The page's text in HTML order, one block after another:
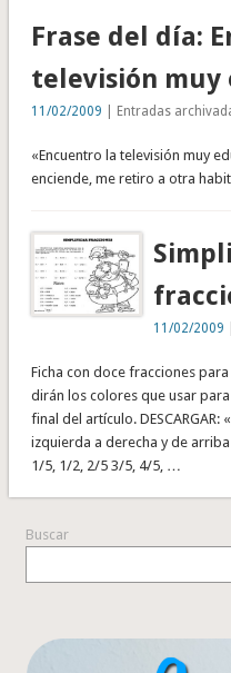
Frase del día:
televisión
11/02/2009 | Entradas
«Encuentro la televisión muy
enciende, me retiro a otra
11/02/2009
Ficha con doce fracciones
dirán los colores que usar
final del artículo. DESCARGAR:
izquierda a derecha y de
1/5, 1/2, 2/5 3/5, 4/5, …
Buscar